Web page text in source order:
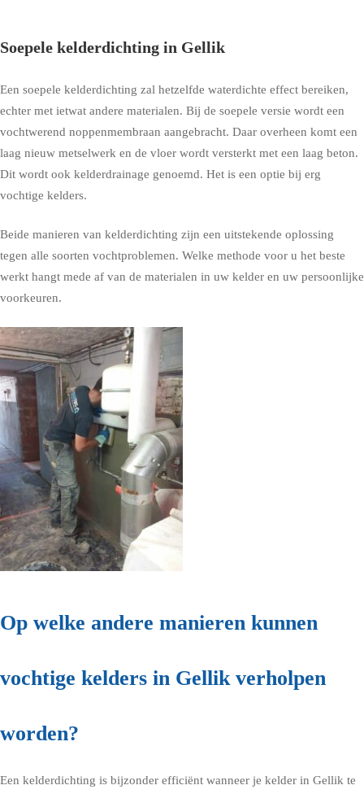
Soepele kelderdichting in Gellik
Een soepele kelderdichting zal hetzelfde waterdichte effect bereiken,
echter met ietwat andere materialen. Bij de soepele versie wordt een
vochtwerend noppenmembraan aangebracht. Daar overheen komt een
laag nieuw metselwerk en de vloer wordt versterkt met een laag beton.
Dit wordt ook kelderdrainage genoemd. Het is een optie bij erg
vochtige kelders.
Beide manieren van kelderdichting zijn een uitstekende oplossing
tegen alle soorten vochtproblemen. Welke methode voor u het beste
werkt hangt mede af van de materialen in uw kelder en uw persoonlijke
voorkeuren.
Op welke andere manieren kunnen
vochtige kelders in Gellik verholpen
worden?
Een kelderdichting is bijzonder efficiënt wanneer je kelder in Gellik te